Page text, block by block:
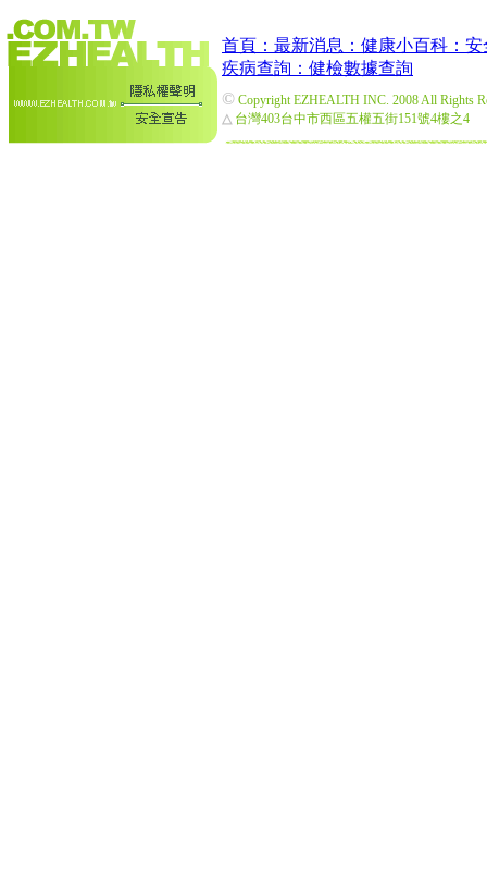
首頁： 最新消息： 健康小百科： 安
疾病查詢： 健檢數據查詢
© Copyright EZHEALTH INC. 2008 All Rights
△ 台灣403台中市西區五權五街151號4樓之4